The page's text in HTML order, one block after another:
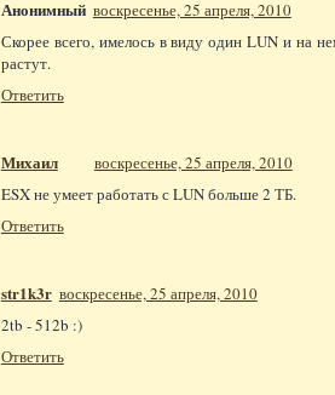
Анонимный воскресенье, 25 апреля, 2010
Скорее всего, имелось в виду один LUN и на
растут.
Ответить
Михаил
воскресенье, 25 апреля, 2010
ESX не умеет работать с LUN больше 2 ТБ.
Ответить
str1k3r воскресенье, 25 апреля, 2010
2tb - 512b :)
Ответить